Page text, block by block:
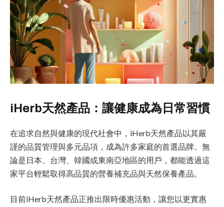
iHerb天然產品：讓健康成為日常習慣
在追求自然與健康的現代社會中，iHerb天然產品以其嚴
謹的品質管理與多元品項，成為許多家庭的首選品牌。無
論是日本、台灣、韓國或東南亞地區的用戶，都能透過這
家平台輕鬆取得高品質的營養補充品與天然保養產品。
目前iHerb天然產品正推出限時優惠活動，讓您以更實惠